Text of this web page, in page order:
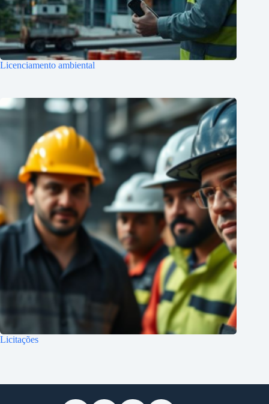
Licenciamento ambiental
Licitações